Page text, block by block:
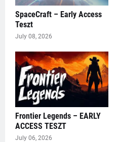
SpaceCraft – Early Access
Teszt
July 08, 2026
Frontier Legends – EARLY
ACCESS TESZT
July 06, 2026